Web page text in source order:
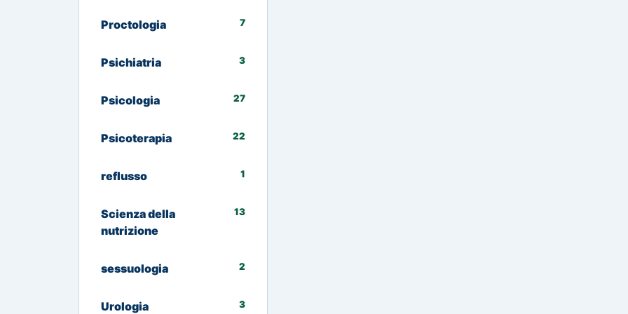
Proctologia 7
Psichiatria 3
Psicologia 27
Psicoterapia 22
reflusso 1
Scienza della
nutrizione
13
sessuologia 2
Urologia 3